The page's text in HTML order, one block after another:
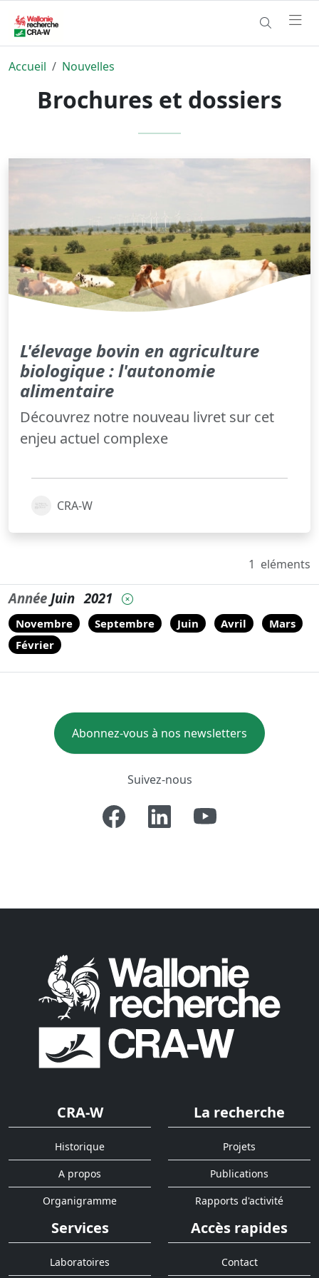
Accueil Nouvelles
Brochures et dossiers
L'élevage bovin en agriculture
biologique : l'autonomie
alimentaire
Découvrez notre nouveau livret sur cet
enjeu actuel complexe
CRA-W
1 eléments
Année Juin 2021
Novembre Septembre Juin Avril
Mars
Février
Abonnez-vous à nos newsletters
Suivez-nous
CRA-W
Historique
A propos
Organigramme
La recherche
Projets
Publications
Rapports d'activité
Services
Laboratoires
Accès rapides
Contact